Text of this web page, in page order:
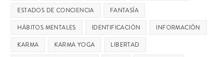
ESTADOS DE CONCIENCIA
FANTASÍA
HÁBITOS MENTALES
IDENTIFICACIÓN
INFORMACIÓN
KARMA
KARMA YOGA
LIBERTAD